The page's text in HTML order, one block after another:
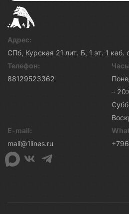
Адрес:
СПб, Курская 21 лит. Б, 1 эт. 1
Телефон:
88129523362
–
E-mail:
mail@1lines.ru